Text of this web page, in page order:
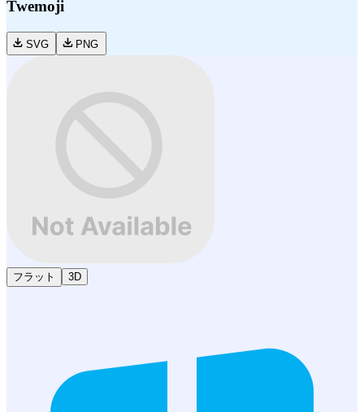
Twemoji
SVG PNG
フラット 3D